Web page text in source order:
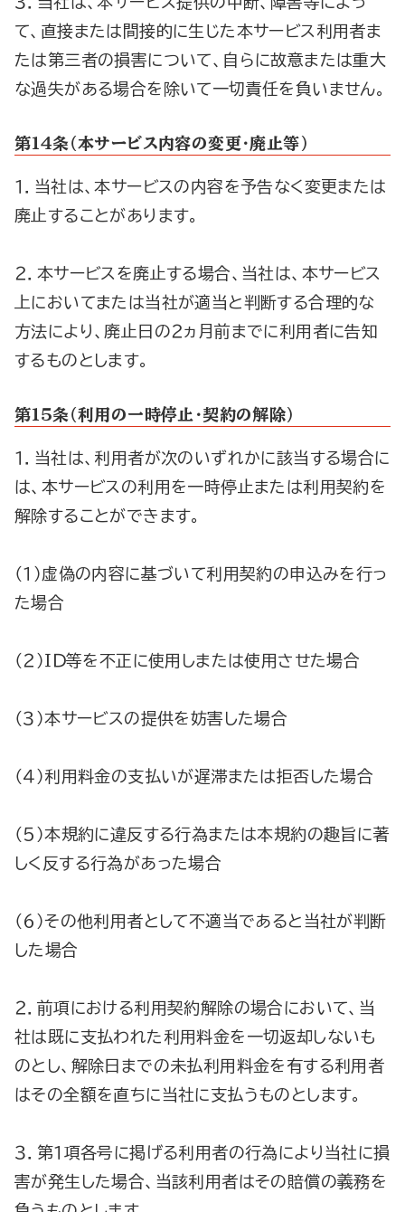
て、直接または間接的に生じた本サービス利用者ま
たは第三者の損害について、自らに故意または重大
な過失がある場合を除いて一切責任を負いません。
第1４条（本サービス内容の変更・廃止等）
１．当社は、本サービスの内容を予告なく変更または
廃止することがあります。
２．本サービスを廃止する場合、当社は、本サービス
上においてまたは当社が適当と判断する合理的な
方法により、廃止日の２ヵ月前までに利用者に告知
するものとします。
第1５条（利用の一時停止・契約の解除）
１．当社は、利用者が次のいずれかに該当する場合に
は、本サービスの利用を一時停止または利用契約を
解除することができます。
（１）虚偽の内容に基づいて利用契約の申込みを行っ
た場合
（２）ＩＤ等を不正に使用しまたは使用させた場合
（３）本サービスの提供を妨害した場合
（４）利用料金の支払いが遅滞または拒否した場合
（５）本規約に違反する行為または本規約の趣旨に著
しく反する行為があった場合
（６）その他利用者として不適当であると当社が判断
した場合
２．前項における利用契約解除の場合において、当
社は既に支払われた利用料金を一切返却しないも
のとし、解除日までの未払利用料金を有する利用者
はその全額を直ちに当社に支払うものとします。
３．第１項各号に掲げる利用者の行為により当社に損
害が発生した場合、当該利用者はその賠償の義務を